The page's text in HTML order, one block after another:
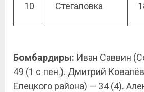
10 Стегаловка
Бомбардиры: Иван Саввин
49 (1 с пен.). Дмитрий
Елецкого района) — 34 (4).